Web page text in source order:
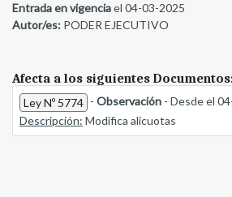
Entrada en vigenciael 04-03-2025
Autor/es: PODER EJECUTIVO
Afecta a los siguientes
Ley Nº 5774 - Observación - Desde el
Descripción: Modifica alicuotas